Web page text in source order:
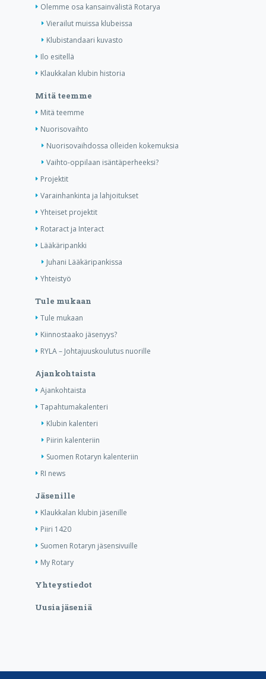
Olemme osa kansainvälistä Rotarya
Vierailut muissa klubeissa
Klubistandaari kuvasto
Ilo esitellä
Klaukkalan klubin historia
Mitä teemme
Mitä teemme
Nuorisovaihto
Nuorisovaihdossa olleiden kokemuksia
Vaihto-oppilaan isäntäperheeksi?
Projektit
Varainhankinta ja lahjoitukset
Yhteiset projektit
Rotaract ja Interact
Lääkäripankki
Juhani Lääkäripankissa
Yhteistyö
Tule mukaan
Tule mukaan
Kiinnostaako jäsenyys?
RYLA – Johtajuuskoulutus nuorille
Ajankohtaista
Ajankohtaista
Tapahtumakalenteri
Klubin kalenteri
Piirin kalenteriin
Suomen Rotaryn kalenteriin
RI news
Jäsenille
Klaukkalan klubin jäsenille
Piiri 1420
Suomen Rotaryn jäsensivuille
My Rotary
Yhteystiedot
Uusia jäseniä